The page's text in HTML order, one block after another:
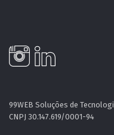
99WEB Soluções de
CNPJ 30.147.619/0001-94